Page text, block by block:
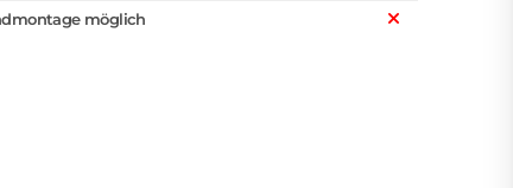
möglich